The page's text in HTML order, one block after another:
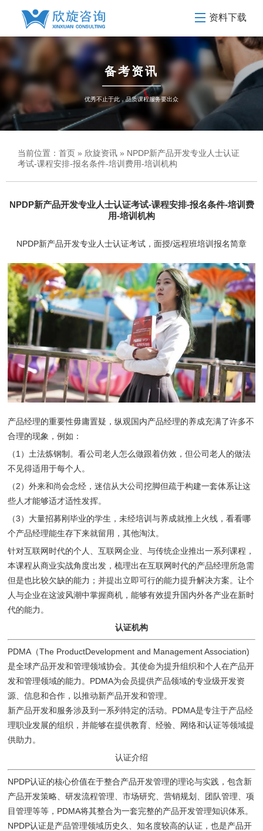
资料下载
备考资讯
优秀不止于此，品质课程服务要出众
当前位置： 首页 » 欣旋资讯 » NPDP新产品开发专业人士认证
考试-课程安排-报名条件-培训费用-培训机构
NPDP新产品开发专业人士认证考试-课程安排-报名条件-培训费
用-培训机构
NPDP新产品开发专业人士认证考试，面授/远程班培训报名简章
产品经理的重要性毋庸置疑，纵观国内产品经理的养成充满了许多不
合理的现象，例如：
（1）土法炼钢制。看公司老人怎么做跟着仿效，但公司老人的做法
不见得适用于每个人。
（2）外来和尚会念经，迷信从大公司挖脚但疏于构建一套体系让这
些人才能够适才适性发挥。
（3）大量招募刚毕业的学生，未经培训与养成就推上火线，看看哪
个产品经理能生存下来就留用，其他淘汰。
针对互联网时代的个人、互联网企业、与传统企业推出一系列课程，
本课程从商业实战角度出发，梳理出在互联网时代的产品经理所急需
但是也比较欠缺的能力；并提出立即可行的能力提升解决方案。让个
人与企业在这波风潮中掌握商机，能够有效提升国内外各产业在新时
代的能力。
认证机构
PDMA（The ProductDevelopment and Management Association)
是全球产品开发和管理领域协会。其使命为提升组织和个人在产品开
发和管理领域的能力。PDMA为会员提供产品领域的专业级开发资
源、信息和合作，以推动新产品开发和管理。
新产品开发和服务涉及到一系列特定的活动。PDMA是专注于产品经
理职业发展的组织，并能够在提供教育、经验、网络和认证等领域提
供助力。
认证介绍
NPDP认证的核心价值在于整合产品开发管理的理论与实践，包含新
产品开发策略、研发流程管理、市场研究、营销规划、团队管理、项
目管理等等，PDMA将其整合为一套完整的产品开发管理知识体系。
NPDP认证是产品管理领域历史久、知名度较高的认证，也是产品开